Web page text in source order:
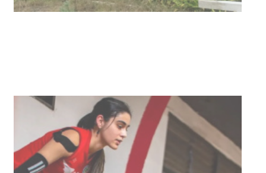
Actualización sobre la agenda de
vacunación contra el
meningococo
03-08-2026